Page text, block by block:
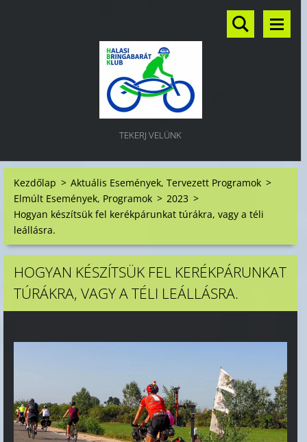
TEKERJ VELÜNK
Kezdőlap > Aktuális Események, Tervezett Programok >
Elmúlt Események, Programok > 2023 >
Hogyan készítsük fel kerékpárunkat túrákra, vagy a téli
leállásra.
HOGYAN KÉSZÍTSÜK FEL KERÉKPÁRUNKAT
TÚRÁKRA, VAGY A TÉLI LEÁLLÁSRA.